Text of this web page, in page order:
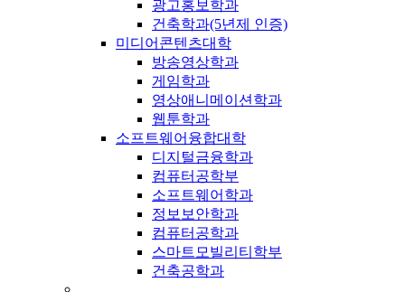
광고홍보학과
건축학과(5년제 인증)
미디어콘텐츠대학
방송영상학과
게임학과
영상애니메이션학과
웹툰학과
소프트웨어융합대학
디지털금융학과
컴퓨터공학부
소프트웨어학과
정보보안학과
컴퓨터공학과
스마트모빌리티학부
건축공학과